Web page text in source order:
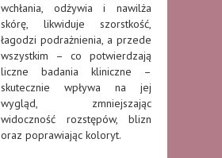
wchłania, odżywia i nawilża
skórę, likwiduje szorstkość,
łagodzi podrażnienia, a przede
wszystkim – co potwierdzają
liczne badania kliniczne –
skutecznie wpływa na jej
wygląd, zmniejszając
widoczność rozstępów, blizn
oraz poprawiając koloryt.